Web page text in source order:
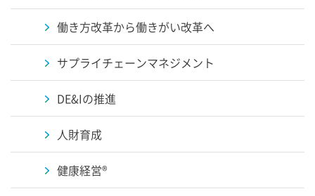
働き方改革から働きがい改革へ
サプライチェーンマネジメント
DE&Iの推進
人財育成
健康経営®